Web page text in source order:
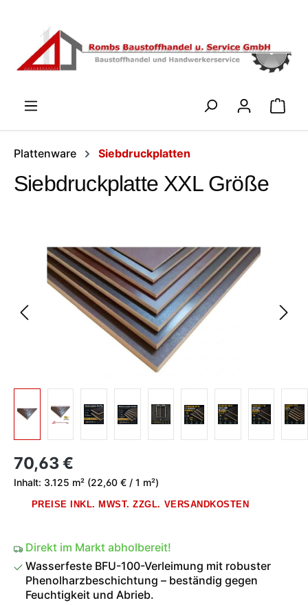
Plattenware Siebdruckplatten
Siebdruckplatte XXL Größe
Regulärer Preis:
70,63 €
Inhalt: 3.125 m² (22,60 € / 1 m²)
PREISE INKL. MWST. ZZGL. VERSANDKOSTEN
Direkt im Markt abholbereit!
Wasserfeste BFU-100-Verleimung mit robuster
Phenolharzbeschichtung – beständig gegen
Feuchtigkeit und Abrieb.